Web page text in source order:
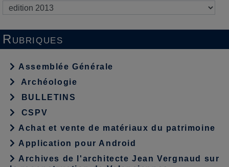
Rubriques
Assemblée Générale
Archéologie
BULLETINS
CSPV
Achat et vente de matériaux du patrimoine
Application pour Android
Archives de l'architecte Jean Vergnaud sur